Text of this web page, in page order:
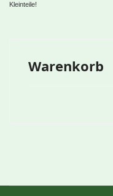
Kleinteile!
Warenkorb